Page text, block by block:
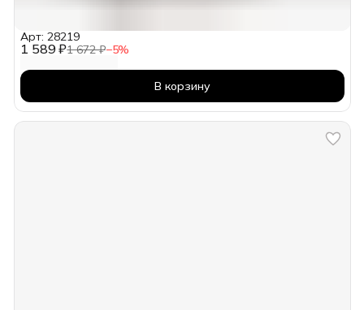
1 589 ₽1 672 ₽−5%
Арт: 28219
В корзину